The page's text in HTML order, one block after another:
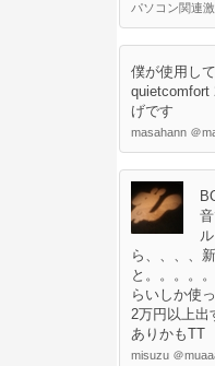
パソコン関連
僕が使用し
quietcomfort
げです
masahann ＠
ら、、、、
と。。。。
らいしか使
2万円以上出
ありかもTT
misuzu ＠